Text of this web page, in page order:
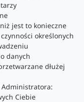
jest to konieczne
określonych
danych
dłużej
Administratora:
Ciebie